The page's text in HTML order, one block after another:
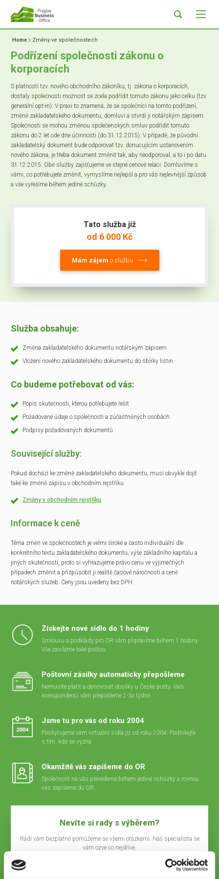
Home Změny ve společnostech
Podřízení společnosti zákonu o
korporacích
S platností tzv. nového obchodního zákoníku, tj. zákona o korporacích,
dostaly společnosti možnost se zcela podřídit tomuto zákonu jako celku (tzv.
generální opt-in). V praxi to znamená, že se společníci na tomto podřízení,
změně zakladatelského dokumentu, domluví a stvrdí ji notářským zápisem.
Společnosti se mohou změnou společenských smluv podřídit tomuto
zákonu do 2 let ode dne účinnosti (do 31.12.2015). V případě, že původní
zakladatelský dokument bude odporovat tzv. donucujícím ustanovením
nového zákona, je třeba dokument změnit tak, aby neodporoval, a to i po datu
31.12.2015. Obě služby zajišťujeme ve stejné cenové relaci. Domluvíme s
vámi, co potřebujete změnit, vymyslíme nejlepší a pro vás nejlevnější způsob
a vše vyřešíme během jediné schůzky.
Tato služba již
od 6 000 Kč
Mám zájem o službu
Služba obsahuje:
Změna zakladatelského dokumentu notářským zápisem
Vložení nového zakladatelského dokumentu do sbírky listin
Co budeme potřebovat od vás:
Popis skutečnosti, kterou potřebujete řešit
Požadované údaje o společnosti a zúčastněných osobách
Podpisy požadovaných dokumentů
Související služby:
Pokud dochází ke změně zakladatelského dokumentu, musí obvykle dojít
také ke změně zápisu v obchodním rejstříku.
Změny v obchodním rejstříku
Informace k ceně
Téma změn ve společnostech je velmi široké a často individuální dle
konkrétního textu zakladatelského dokumentu, výše základního kapitálu a
jiných skutečností, proto si vyhrazujeme právo cenu ve výjimečných
případech změnit a přizpůsobit ji realitě časové náročnosti a ceně
notářských služeb. Ceny jsou uvedeny bez DPH.
Získejte nové sídlo do 1 hodiny
Smlouvu a podklady pro OR vám připravíme během 1 hodiny.
Vše zasíláme také poštou.
Poštovní zásilky automaticky přepošleme
Nemusíte platit a obnovovat dosílky u České pošty. Vaši
korespondenci vám přepošleme 2-3x týdně.
Jsme tu pro vás od roku 2004
Poskytujeme vám virtuální sídla již od roku 2004. Podnikejte
s tím, kdo se vyzná.
Okamžitě vás zapíšeme do OR
Společnost na vás převedeme během jediné schůzky a rovnou
vás zapíšeme do OR.
Nevíte si rady s výběrem?
Rádi vám bezplatně pomůžeme se všemi otázkami. Náš specialista se
vám ozve co nejdříve.